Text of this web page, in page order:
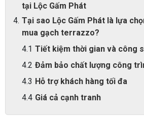
tại Lộc Gấm Phát
Tại sao Lộc Gấm Phát là lựa
mua gạch terrazzo?
Tiết kiệm thời gian và công
Đảm bảo chất lượng công
Hỗ trợ khách hàng tối đa
Giá cả cạnh tranh